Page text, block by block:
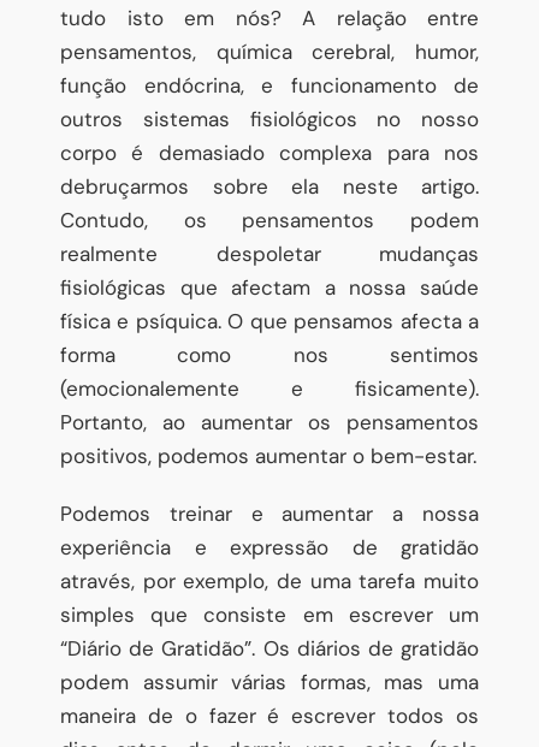
tudo isto em nós? A relação entre
pensamentos, química cerebral, humor,
função endócrina, e funcionamento de
outros sistemas fisiológicos no nosso
corpo é demasiado complexa para nos
debruçarmos sobre ela neste artigo.
Contudo, os pensamentos podem
realmente despoletar mudanças
fisiológicas que afectam a nossa saúde
física e psíquica. O que pensamos afecta a
forma como nos sentimos
(emocionalemente e fisicamente).
Portanto, ao aumentar os pensamentos
positivos, podemos aumentar o bem-estar.
Podemos treinar e aumentar a nossa
experiência e expressão de gratidão
através, por exemplo, de uma tarefa muito
simples que consiste em escrever um
“Diário de Gratidão”. Os diários de gratidão
podem assumir várias formas, mas uma
maneira de o fazer é escrever todos os